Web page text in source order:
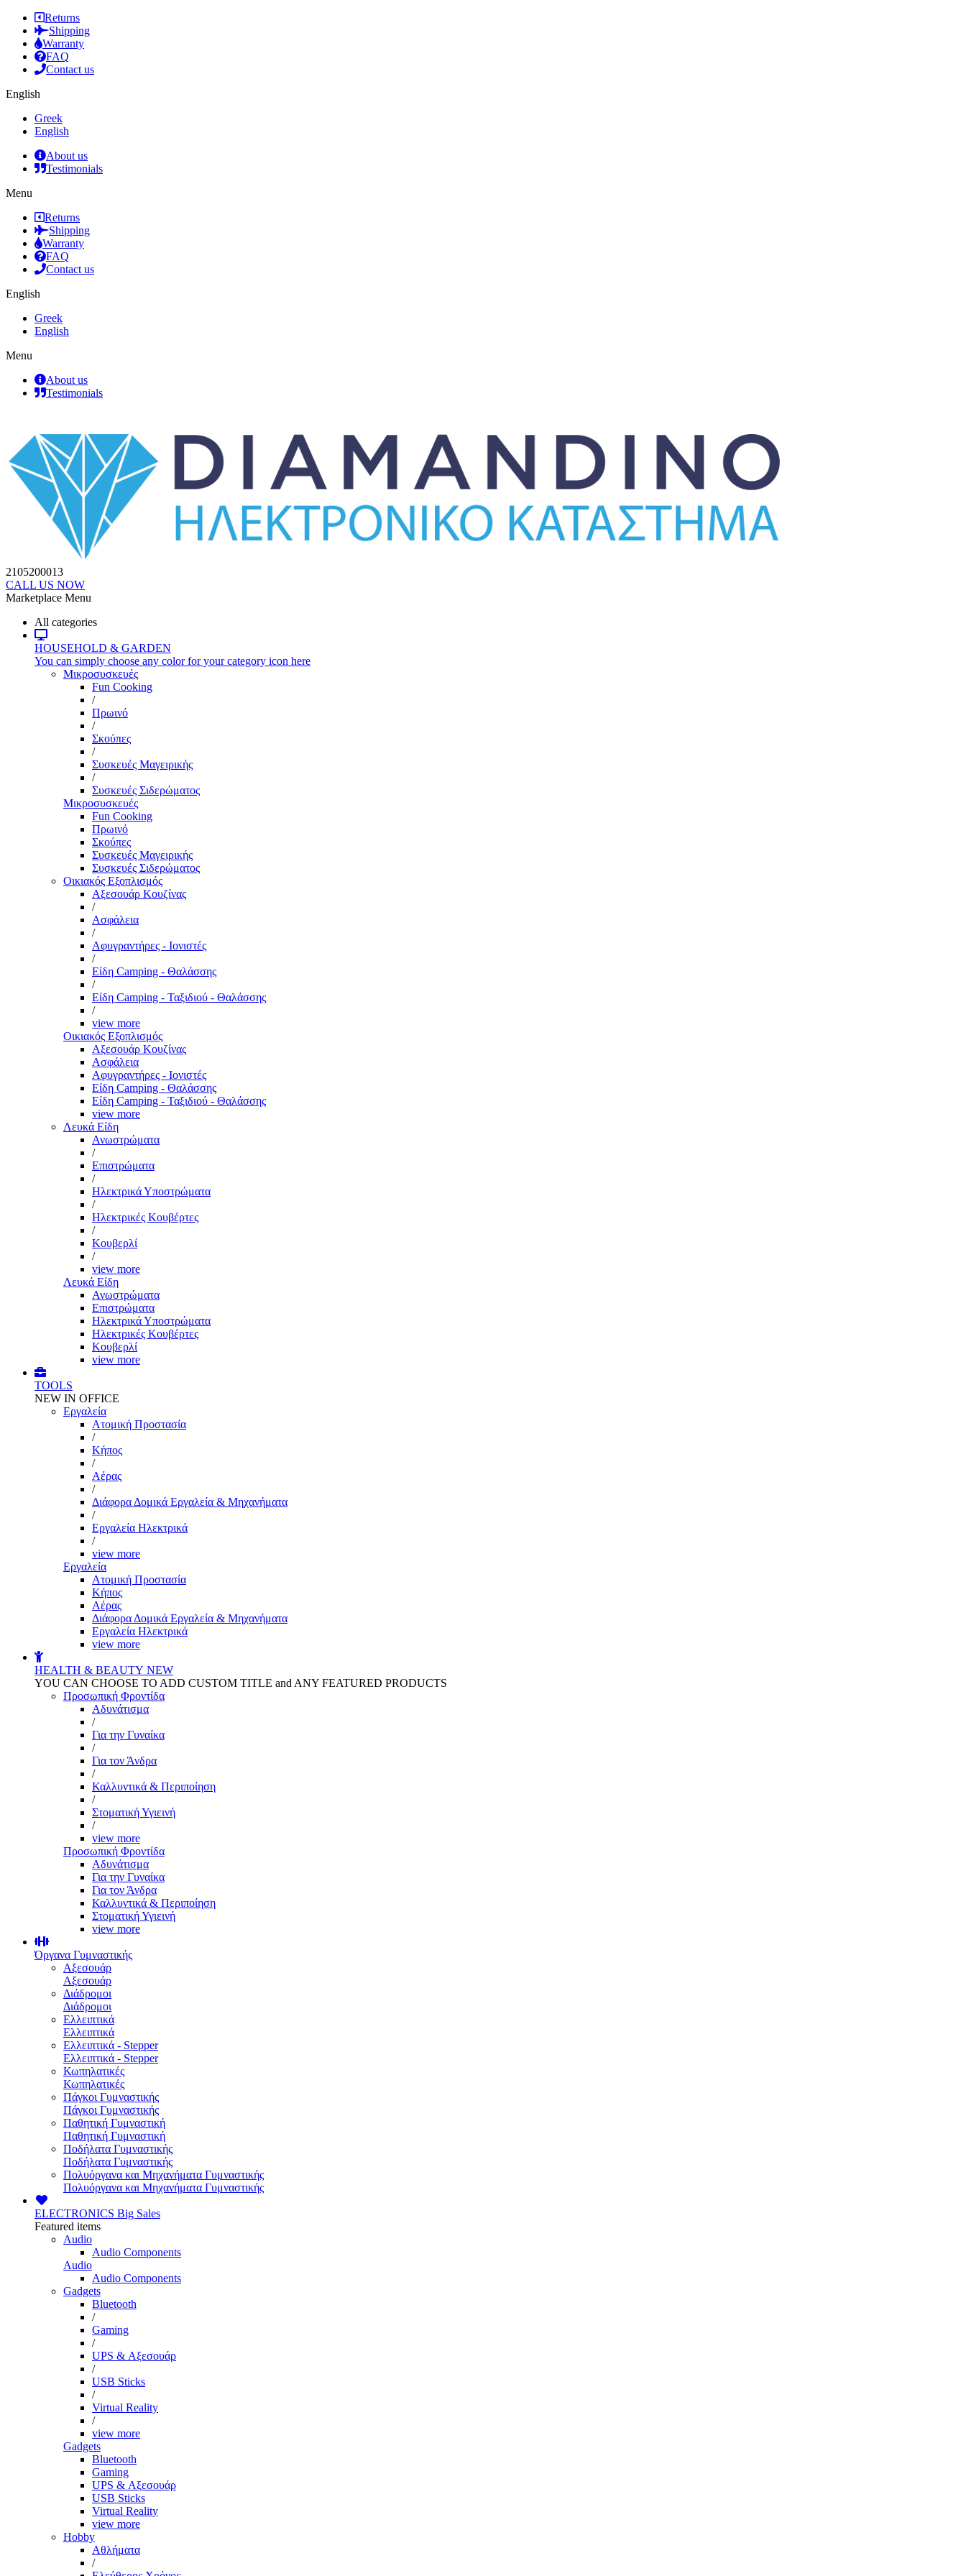
Returns
Shipping
Warranty
FAQ
Contact us
English
Greek
English
About us
Testimonials
Menu
Returns
Shipping
Warranty
FAQ
Contact us
English
Greek
English
Menu
About us
Testimonials
2105200013
CALL US NOW
Marketplace Menu
All categories
HOUSEHOLD & GARDEN
You can simply choose any color for your category icon here
Μικροσυσκευές
Fun Cooking
/
Πρωινό
/
Σκούπες
/
Συσκευές Μαγειρικής
/
Συσκευές Σιδερώματος
Μικροσυσκευές
Fun Cooking
Πρωινό
Σκούπες
Συσκευές Μαγειρικής
Συσκευές Σιδερώματος
Οικιακός Εξοπλισμός
Αξεσουάρ Κουζίνας
/
Ασφάλεια
/
Αφυγραντήρες - Ιονιστές
/
Είδη Camping - Θαλάσσης
/
Είδη Camping - Ταξιδιού - Θαλάσσης
/
view more
Οικιακός Εξοπλισμός
Αξεσουάρ Κουζίνας
Ασφάλεια
Αφυγραντήρες - Ιονιστές
Είδη Camping - Θαλάσσης
Είδη Camping - Ταξιδιού - Θαλάσσης
view more
Λευκά Είδη
Ανωστρώματα
/
Επιστρώματα
/
Ηλεκτρικά Υποστρώματα
/
Ηλεκτρικές Κουβέρτες
/
Κουβερλί
/
view more
Λευκά Είδη
Ανωστρώματα
Επιστρώματα
Ηλεκτρικά Υποστρώματα
Ηλεκτρικές Κουβέρτες
Κουβερλί
view more
TOOLS
NEW IN OFFICE
Εργαλεία
Aτομική Προστασία
/
Kήπος
/
Αέρας
/
Διάφορα Δομικά Εργαλεία & Μηχανήματα
/
Εργαλεία Ηλεκτρικά
/
view more
Εργαλεία
Aτομική Προστασία
Kήπος
Αέρας
Διάφορα Δομικά Εργαλεία & Μηχανήματα
Εργαλεία Ηλεκτρικά
view more
HEALTH & BEAUTY NEW
YOU CAN CHOOSE TO ADD CUSTOM TITLE and ANY FEATURED PRODUCTS
Προσωπική Φροντίδα
Αδυνάτισμα
/
Για την Γυναίκα
/
Για τον Άνδρα
/
Καλλυντικά & Περιποίηση
/
Στοματική Υγιεινή
/
view more
Προσωπική Φροντίδα
Αδυνάτισμα
Για την Γυναίκα
Για τον Άνδρα
Καλλυντικά & Περιποίηση
Στοματική Υγιεινή
view more
Όργανα Γυμναστικής
Αξεσουάρ
Αξεσουάρ
Διάδρομοι
Διάδρομοι
Ελλειπτικά
Ελλειπτικά
Ελλειπτικά - Stepper
Ελλειπτικά - Stepper
Κωπηλατικές
Κωπηλατικές
Πάγκοι Γυμναστικής
Πάγκοι Γυμναστικής
Παθητική Γυμναστική
Παθητική Γυμναστική
Ποδήλατα Γυμναστικής
Ποδήλατα Γυμναστικής
Πολυόργανα και Μηχανήματα Γυμναστικής
Πολυόργανα και Μηχανήματα Γυμναστικής
ELECTRONICS Big Sales
Featured items
Audio
Audio Components
Audio
Audio Components
Gadgets
Bluetooth
/
Gaming
/
UPS & Αξεσουάρ
/
USB Sticks
/
Virtual Reality
/
view more
Gadgets
Bluetooth
Gaming
UPS & Αξεσουάρ
USB Sticks
Virtual Reality
view more
Hobby
Αθλήματα
/